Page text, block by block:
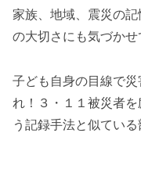
家族、地域、震災の
の大切さにも気づかせ
子ども自身の目線で
れ！３・１１被災者
う記録手法と似ている